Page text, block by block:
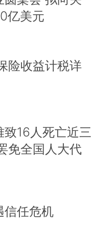
亿美元
险收益计税详
16人死亡近三
免全国人大代
信任危机